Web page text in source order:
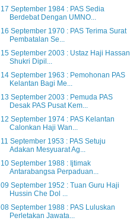
17 September 1984 : PAS Sedia
Berdebat Dengan UMNO...
16 September 1970 : PAS Terima Surat
Pembatalan Se...
15 September 2003 : Ustaz Haji Hassan
Shukri Dipil...
14 September 1963 : Pemohonan PAS
Kelantan Bagi Me...
13 September 2003 : Pemuda PAS
Desak PAS Pusat Kem...
12 September 1974 : PAS Kelantan
Calonkan Haji Wan...
11 September 1953 : PAS Setuju
Adakan Mesyuarat Ag...
10 September 1988 : Ijtimak
Antarabangsa Perpaduan...
09 September 1952 : Tuan Guru Haji
Hussin Che Dol ...
08 September 1988 : PAS Luluskan
Perletakan Jawata...